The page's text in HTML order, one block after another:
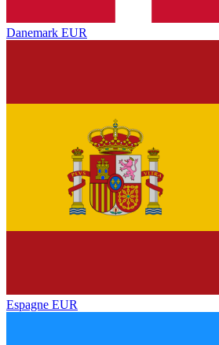
Danemark EUR
Espagne EUR